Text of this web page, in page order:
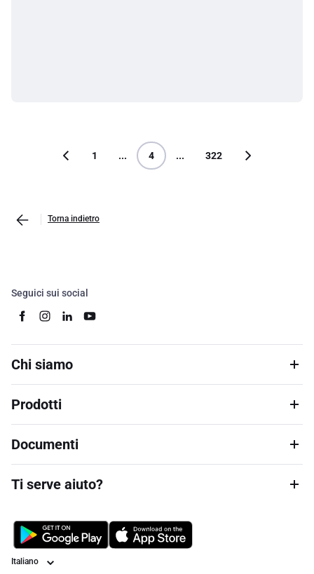
1 ... 4 ... 322
Torna indietro
Seguici sui social
Chi siamo
Prodotti
Documenti
Ti serve aiuto?
Lingua